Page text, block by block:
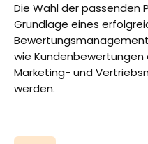
Die Wahl der
Grundlage eines
wie Kundenbewertungen
Marketing- und
werden.